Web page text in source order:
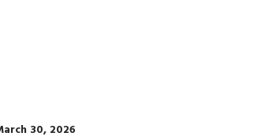
30, 2026